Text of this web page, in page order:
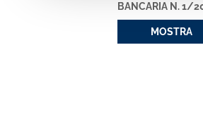
BANCARIA N. 1/
MOSTRA